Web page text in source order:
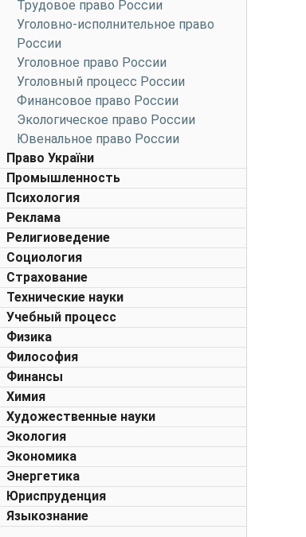
Трудовое право России
Уголовно-исполнительное право
России
Уголовное право России
Уголовный процесс России
Финансовое право России
Экологическое право России
Ювенальное право России
Право України
Промышленность
Психология
Реклама
Религиоведение
Социология
Страхование
Технические науки
Учебный процесс
Физика
Философия
Финансы
Химия
Художественные науки
Экология
Экономика
Энергетика
Юриспруденция
Языкознание